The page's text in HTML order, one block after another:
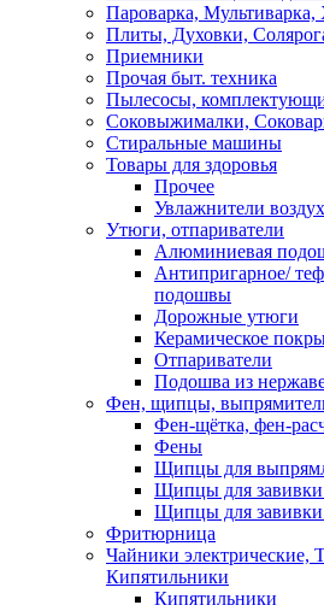
Пароварка, Мультиварка,
Плиты, Духовки,
Приемники
Прочая быт. техника
Пылесосы,
Соковыжималки,
Стиральные машины
Товары для здоровья
Прочее
Увлажнители
Утюги, отпариватели
Алюминиевая
Антипригарное/
подошвы
Дорожные утюги
Керамическое
Отпариватели
Подошва из
Фен, щипцы,
Фен-щётка, фен-
Фены
Щипцы для
Щипцы для завивки
Щипцы для
Фритюрница
Чайники электрические,
Кипятильники
Кипятильники